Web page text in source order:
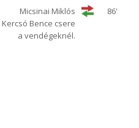
86'
Micsinai Miklós
Kercsó Bence csere
a vendégeknél.